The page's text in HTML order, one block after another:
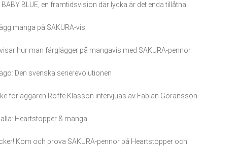
BLUE, en framtidsvision där lycka är det enda tillåtna.
manga på SAKURA-vis
hur man färglägger på mangavis med SAKURA-pennor.
Den svenska serierevolutionen
förläggaren Roffe Klasson intervjuas av Fabian Göransson.
Heartstopper & manga
Kom och prova SAKURA-pennor på Heartstopper och